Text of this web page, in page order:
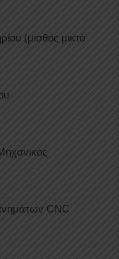
(μισθός μικτά
CNC